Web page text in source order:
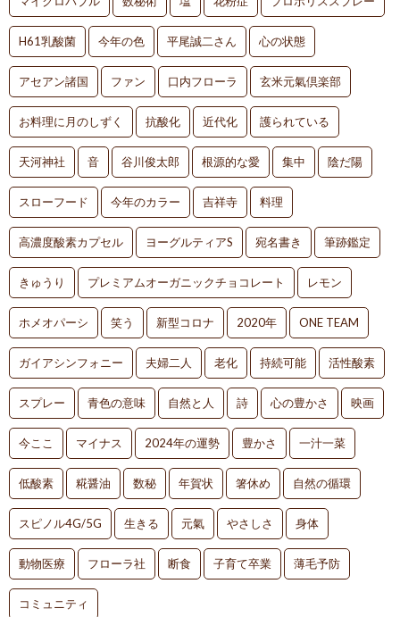
H61乳酸菌 今年の色 平尾誠二さん 心の状態
アセアン諸国 ファン 口内フローラ 玄米元氣倶楽部
お料理に月のしずく 抗酸化 近代化 護られている
天河神社 音 谷川俊太郎 根源的な愛 集中 陰だ陽
スローフード 今年のカラー 吉祥寺 料理
高濃度酸素カプセル ヨーグルティアS 宛名書き 筆跡鑑定
きゅうり プレミアムオーガニックチョコレート レモン
ホメオパーシ 笑う 新型コロナ 2020年 ONE TEAM
ガイアシンフォニー 夫婦二人 老化 持続可能 活性酸素
スプレー 青色の意味 自然と人 詩 心の豊かさ 映画
今ここ マイナス 2024年の運勢 豊かさ 一汁一菜
低酸素 糀醤油 数秘 年賀状 箸休め 自然の循環
スピノル4G/5G 生きる 元氣 やさしさ 身体
動物医療 フローラ社 断食 子育て卒業 薄毛予防
コミュニティ